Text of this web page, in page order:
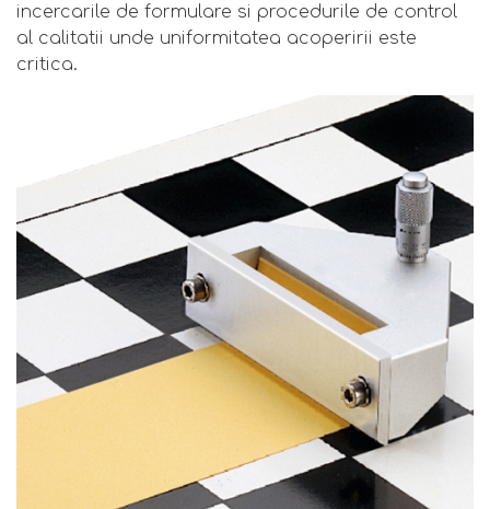
incercarile de formulare si procedurile de control
al calitatii unde uniformitatea acoperirii este
critica.